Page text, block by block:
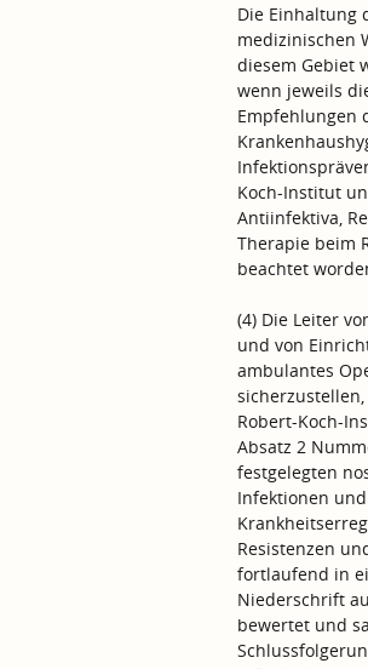
Die Einhaltung
medizinischen
diesem Gebiet
wenn jeweils
Empfehlungen
Koch-Institut
Antiinfektiva,
Therapie beim
beachtet
(4) Die Leiter
und von
ambulantes
Robert-Koch-
Absatz 2
festgelegten
Infektionen
Resistenzen
fortlaufend in
Niederschrift
bewertet und